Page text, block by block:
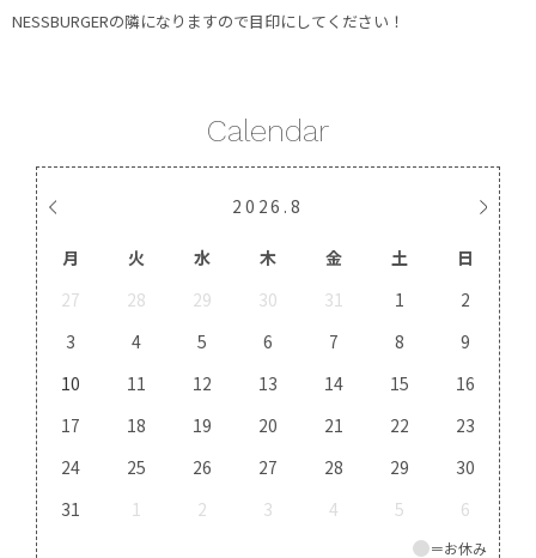
NESSBURGERの隣になりますので目印にしてください！
Calendar
2026 .8
＝お休み
月 火 水 木 金 土
日
27
28 29 30 31 1
2
3
4 5 6 7 8
9
10
11 12 13 14 15
16
17
18 19 20 21 22
23
24
25 26 27 28 29
30
31
1 2 3 4 5 6